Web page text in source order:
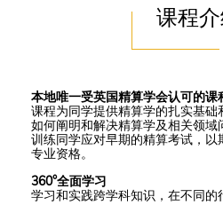
课程
本地唯一受英国精算学会认可的课
课程为同学提供精算学的扎实基
如何阐明和解决精算学及相关领
训练同学应对早期的精算考试，
专业资格。
360°全面学习
学习和实践跨学科知识，在不同的